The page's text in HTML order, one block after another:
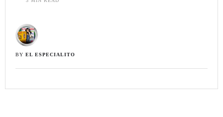
BY EL ESPECIALITO